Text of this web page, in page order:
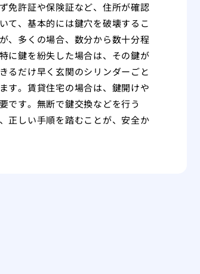
免許証や保険証など、住所が確認
て、基本的には鍵穴を破壊するこ
、多くの場合、数分から数十分程
に鍵を紛失した場合は、その鍵が
るだけ早く玄関のシリンダーごと
す。賃貸住宅の場合は、鍵開けや
です。無断で鍵交換などを行う
正しい手順を踏むことが、安全か